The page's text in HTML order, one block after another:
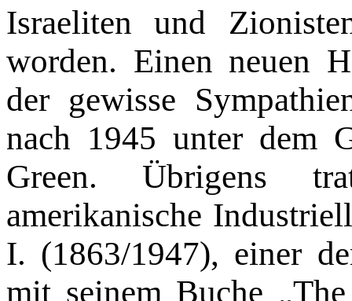
Israeliten und
worden. Einen neuen
der gewisse
nach 1945 unter dem
Green. Übrigens
amerikanische
I. (1863/1947), einer
mit seinem Buche